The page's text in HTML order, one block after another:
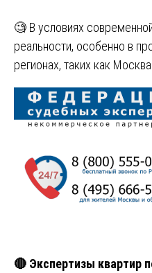
🧐 В условиях
реальности, особенно в
регионах, таких как Москва
🔴 Экспертизы квартир